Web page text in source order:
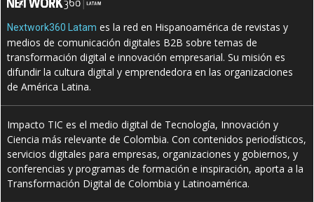
Nextwork360 Latam es la red en Hispanoamérica de revistas y
medios de comunicación digitales B2B sobre temas de
transformación digital e innovación empresarial. Su misión es
difundir la cultura digital y emprendedora en las organizaciones
de América Latina.
Impacto TIC es el medio digital de Tecnología, Innovación y
Ciencia más relevante de Colombia. Con contenidos periodísticos,
servicios digitales para empresas, organizaciones y gobiernos, y
conferencias y programas de formación e inspiración, aporta a la
Transformación Digital de Colombia y Latinoamérica.